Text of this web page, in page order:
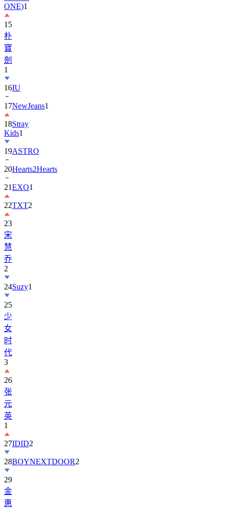
15
朴
寶
劍
1
16
17NewJeans
18Stray
Kids
19ASTRO
20Hearts2Hearts
21EXO1
22TXT2
23
宋
慧
乔
2
24
25
少
女
时
代
3
26
张
元
英
1
27
28BOYNEXTDOOR
29
金
惠
奫